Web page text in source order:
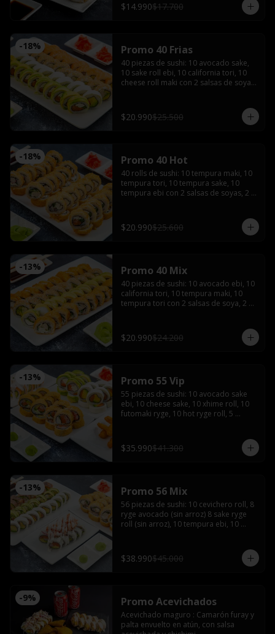
$14.990$17.700
-18% Promo 40 Frias
40 piezas de sushi: 10 avocado sake,
10 sake roll ebi, 10 california tori, 10
cheese roll maki con 2 salsas de soya,
$20.990$25.500
-18% Promo 40 Hot
40 rolls de sushi: 10 tempura maki, 10
tempura tori, 10 tempura sake, 10
tempura ebi con 2 salsas de soyas, 2
$20.990$25.600
-13% Promo 40 Mix
40 piezas de sushi: 10 avocado ebi, 10
california tori, 10 tempura maki, 10
tempura tori con 2 salsas de soya, 2
$20.990$24.200
-13% Promo 55 Vip
55 piezas de sushi: 10 avocado sake
ebi, 10 cheese sake, 10 xhime roll, 10
futomaki ryge, 10 hot ryge roll, 5
jengibre
$35.990$41.300
-13% Promo 56 Mix
56 piezas de sushi: 10 cevichero roll, 8
ryge avocado (sin arroz) 8 sake ryge
roll (sin arroz), 10 tempura ebi, 10
teriyaki, wasabi y jengibre
$38.990$45.000
-9% Promo Acevichados
Acevichado maguro : Camarón furay y
palta envuelto en atún, con salsa